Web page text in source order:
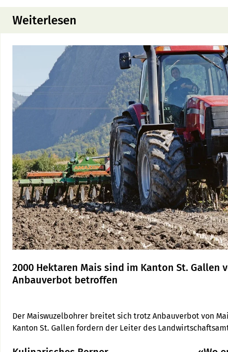
Weiterlesen
2000 Hektaren Mais sind im Kanton St. Gallen
Anbauverbot betroffen
Der Maiswuzelbohrer breitet sich trotz Anbauverbot von
Kanton St. Gallen fordern der Leiter des